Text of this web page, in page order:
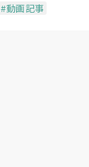
#動画記事